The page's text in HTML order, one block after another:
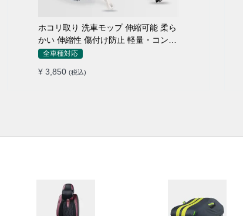
ホコリ取り 洗車モップ 伸縮可能 柔ら
かい 伸縮性 傷付け防止 軽量・コンパ
クト
全車種対応
¥ 3,850 (税込)